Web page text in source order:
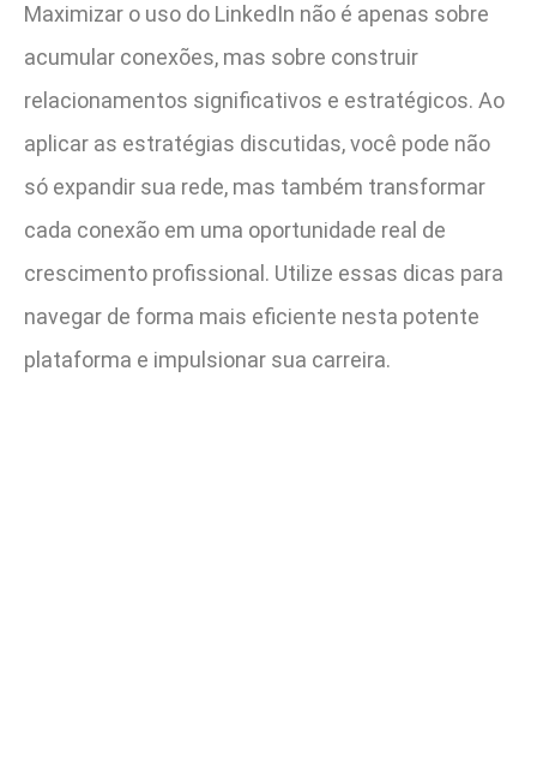
Maximizar o uso do LinkedIn não é apenas sobre
acumular conexões, mas sobre construir
relacionamentos significativos e estratégicos. Ao
aplicar as estratégias discutidas, você pode não
só expandir sua rede, mas também transformar
cada conexão em uma oportunidade real de
crescimento profissional. Utilize essas dicas para
navegar de forma mais eficiente nesta potente
plataforma e impulsionar sua carreira.